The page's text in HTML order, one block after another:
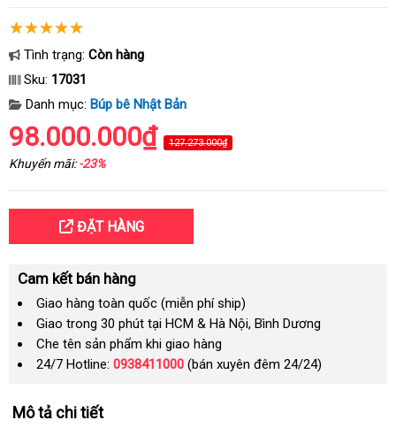
Tình trạng: Còn hàng
Sku: 17031
Danh mục: Búp bê Nhật Bản
98.000.000₫ 127.273.000₫
Khuyến mãi:-23%
ĐẶT HÀNG
Cam kết bán hàng
Giao hàng toàn quốc (miễn phí ship)
Giao trong 30 phút tại HCM & Hà Nội, Bình Dương
Che tên sản phẩm khi giao hàng
24/7 Hotline: 0938411000 (bán xuyên đêm 24/24)
Mô tả chi tiết